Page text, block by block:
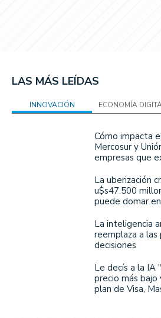
LAS MÁS LEÍDAS
INNOVACIÓN ECONOMÍA
Cómo impacta
Mercosur y
empresas que
La uberización
u$s47.500
puede domar
La inteligencia
reemplaza a las
decisiones
Le decís a la IA
precio más
plan de Visa,